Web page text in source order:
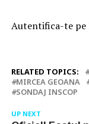
Autentifica-te pe
RELATED TOPICS:
MIRCEA GEOANA
SONDAJ INSCOP
UP NEXT